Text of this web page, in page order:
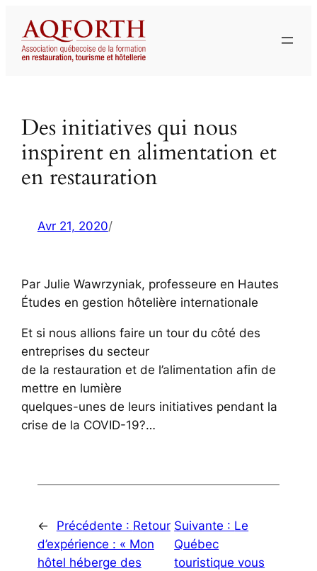
contenu
Des initiatives qui nous
inspirent en alimentation et
en restauration
Avr 21, 2020/
Par Julie Wawrzyniak, professeure en Hautes
Études en gestion hôtelière internationale
Et si nous allions faire un tour du côté des
entreprises du secteur
de la restauration et de l’alimentation afin de
mettre en lumière
quelques-unes de leurs initiatives pendant la
crise de la COVID-19?…
← Précédente : Retour
d’expérience : « Mon
hôtel héberge des
Suivante : Le
Québec
touristique vous